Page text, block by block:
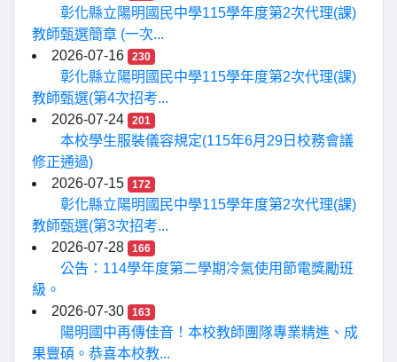
彰化縣立陽明國民中學115學年度第2次代理(課)
教師甄選簡章 (一次...
2026-07-16
230
彰化縣立陽明國民中學115學年度第2次代理(課)
教師甄選(第4次招考...
2026-07-24
201
本校學生服裝儀容規定(115年6月29日校務會議
修正通過)
2026-07-15
172
彰化縣立陽明國民中學115學年度第2次代理(課)
教師甄選(第3次招考...
2026-07-28
166
公告：114學年度第二學期冷氣使用節電獎勵班
級。
2026-07-30
163
陽明國中再傳佳音！本校教師團隊專業精進、成
果豐碩。恭喜本校教...